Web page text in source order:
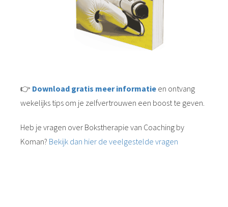
👉 Download gratis meer informatie en ontvang
wekelijks tips om je zelfvertrouwen een boost te geven.
Heb je vragen over Bokstherapie van Coaching by
Koman? Bekijk dan hier de veelgestelde vragen